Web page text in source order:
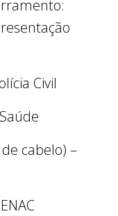
Civil
cabelo) –